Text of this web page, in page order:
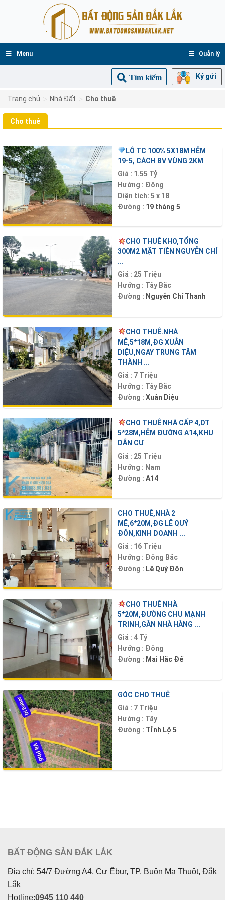
Quản lý
Menu
Ký gửi
Tìm kiếm
Trang chủ Nhà Đất Cho thuê
Cho thuê
LÔ TC 100% 5X18M HẺM
19-5, CÁCH BV VÙNG 2KM
Giá : 1.55 Tỷ
Hướng : Đông
Diện tích: 5 x 18
Đường : 19 tháng 5
CHO THUÊ KHO,TỔNG
300M2 MẶT TIỀN NGUYỄN CHÍ
...
Giá : 25 Triệu
Hướng : Tây Bắc
Đường : Nguyễn Chí Thanh
CHO THUÊ.NHÀ
MÊ,5*18M,ĐG XUÂN
DIỆU,NGAY TRUNG TÂM
THÀNH ...
Giá : 7 Triệu
Hướng : Tây Bắc
Đường : Xuân Diệu
CHO THUÊ NHÀ CẤP 4,DT
5*28M,HẺM ĐƯỜNG A14,KHU
DÂN CƯ
Giá : 25 Triệu
Hướng : Nam
Đường : A14
CHO THUÊ,NHÀ 2
MÊ,6*20M,ĐG LÊ QUÝ
ĐÔN,KINH DOANH ...
Giá : 16 Triệu
Hướng : Đông Bắc
Đường : Lê Quý Đôn
CHO THUÊ NHÀ
5*20M,ĐƯỜNG CHU MẠNH
TRINH,GẦN NHÀ HÀNG ...
Giá : 4 Tỷ
Hướng : Đông
Đường : Mai Hắc Đế
GÓC CHO THUÊ
Giá : 7 Triệu
Hướng : Tây
Đường : Tỉnh Lộ 5
BẤT ĐỘNG SẢN ĐẮK LẮK
Địa chỉ: 54/7 Đường A4, Cư Êbur, TP. Buôn Ma Thuột, Đắk
Lắk
Hotline:0945 110 440